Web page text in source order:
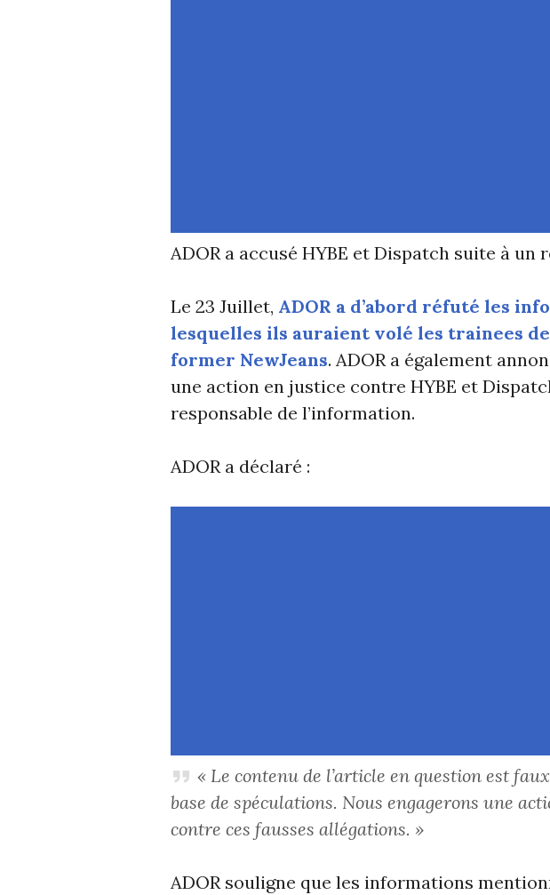
ADOR a accusé HYBE et Dispatch suite à
Le 23 Juillet, ADOR a d’abord réfuté les
lesquelles ils auraient volé les trainees
former NewJeans. ADOR a également
une action en justice contre HYBE et
responsable de l’information.
ADOR a déclaré :
« Le contenu de l’article en question est
base de spéculations. Nous engagerons une
contre ces fausses allégations. »
ADOR souligne que les informations